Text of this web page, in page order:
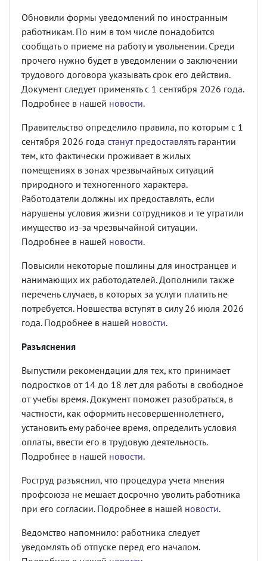
Обновили формы уведомлений по иностранным
работникам. По ним в том числе понадобится
сообщать о приеме на работу и увольнении. Среди
прочего нужно будет в уведомлении о заключении
трудового договора указывать срок его действия.
Документ следует применять с 1 сентября 2026 года.
Подробнее в нашей новости.
Правительство определило правила, по которым с 1
сентября 2026 года станут предоставлятьгарантии
тем, кто фактически проживает в жилых
помещениях в зонах чрезвычайных ситуаций
природного и техногенного характера.
Работодатели должны их предоставлять, если
нарушены условия жизни сотрудников и те утратили
имущество из-за чрезвычайной ситуации.
Подробнее в нашей новости.
Повысили некоторые пошлины для иностранцев и
нанимающих их работодателей. Дополнили также
перечень случаев, в которых за услуги платить не
потребуется. Новшества вступят в силу 26 июля 2026
года. Подробнее в нашей новости.
Разъяснения
Выпустили рекомендации для тех, кто принимает
подростков от 14 до 18 лет для работы в свободное
от учебы время. Документ поможет разобраться, в
частности, как оформить несовершеннолетнего,
установить ему рабочее время, определить условия
оплаты, ввести его в трудовую деятельность.
Подробнее в нашей новости.
Роструд разъяснил, что процедура учета мнения
профсоюза не мешает досрочно уволить работника
при его согласии. Подробнее в нашей новости.
Ведомство напомнило: работника следует
уведомлять об отпуске перед его началом.